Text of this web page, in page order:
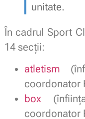
unitate.
În cadrul Sport
14 secţii:
atletism
coordonator
box
coordonator